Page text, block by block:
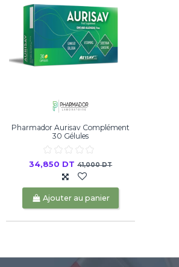
Pharmador Aurisav Complément
30 Gélules
34,850 DT41,000 DT
Ajouter au panier